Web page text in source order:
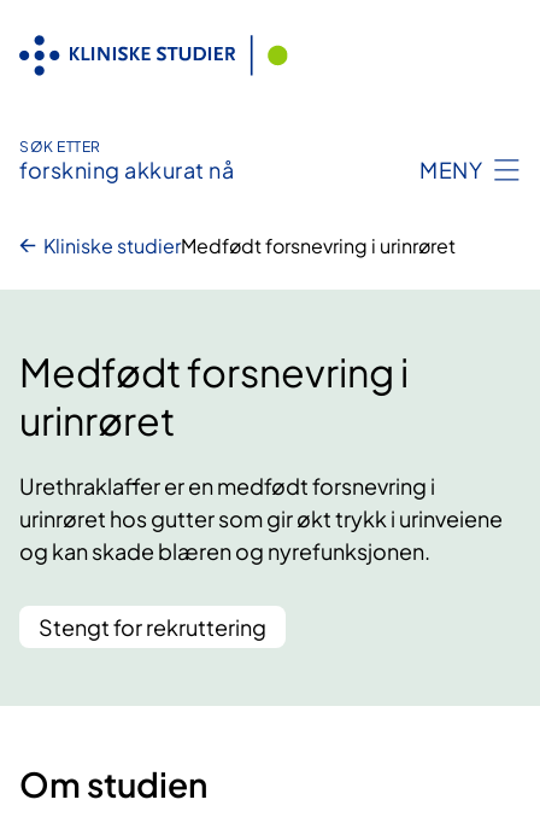
innhold
SØK ETTER
forskning akkurat nå MENY
Kliniske studierMedfødt forsnevring i urinrøret
Medfødt forsnevring i
urinrøret
Urethraklaffer er en medfødt forsnevring i
urinrøret hos gutter som gir økt trykk i urinveiene
og kan skade blæren og nyrefunksjonen.
Stengt for rekruttering
Om studien